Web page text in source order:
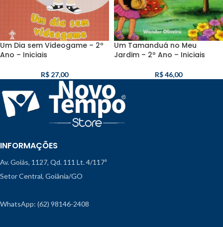
Um Dia sem Videogame – 2º
Ano – Iniciais
R$ 27,00
Um Tamanduá no Meu
Jardim – 2º Ano – Iniciais
R$46,00
INFORMAÇÕES
Av. Goiás, 1127, Qd. 111 Lt. 4/117ª
Setor Central, Goiânia/GO
WhatsApp: (62) 98146-2408